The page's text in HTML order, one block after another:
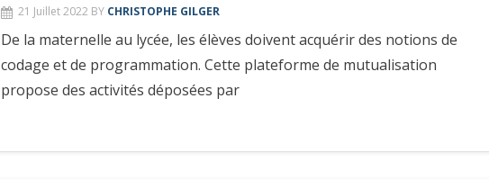
21 Juillet 2022 BY CHRISTOPHE GILGER
De la maternelle au lycée, les élèves doivent acquérir des notions de
codage et de programmation. Cette plateforme de mutualisation
propose des activités déposées par